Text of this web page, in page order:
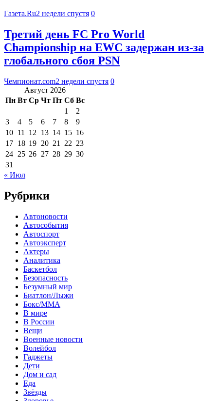
Газета.Ru2 недели спустя 0
Третий день FC Pro World
Championship на EWC задержан из-за
глобального сбоя PSN
Чемпионат.com2 недели спустя 0
Август 2026
Пн Вт Ср Чт Пт Сб Вс
1
2
3
4 5 6 7 8
9
10 11 12 13 14 15 16
17 18 19 20 21 22 23
24 25 26 27 28 29 30
31
« Июл
Рубрики
Автоновости
Автособытия
Автоспорт
Автоэксперт
Актеры
Аналитика
Баскетбол
Безопасность
Безумный мир
Биатлон/Лыжи
Бокс/MMA
В мире
В России
Вещи
Военные новости
Волейбол
Гаджеты
Дети
Дом и сад
Еда
Звёзды